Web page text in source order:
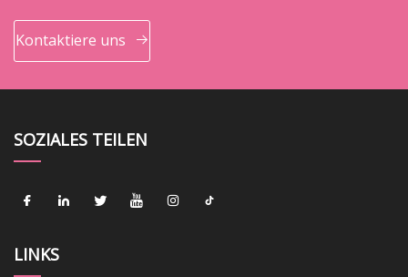
Kontaktiere uns
SOZIALES TEILEN
LINKS